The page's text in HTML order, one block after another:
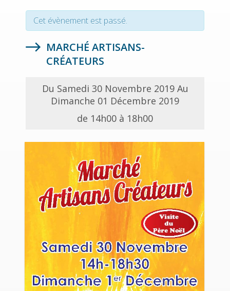
Cet évènement est passé.
MARCHÉ ARTISANS-
CRÉATEURS
Du Samedi 30 Novembre 2019 Au
Dimanche 01 Décembre 2019
de 14h00 à 18h00